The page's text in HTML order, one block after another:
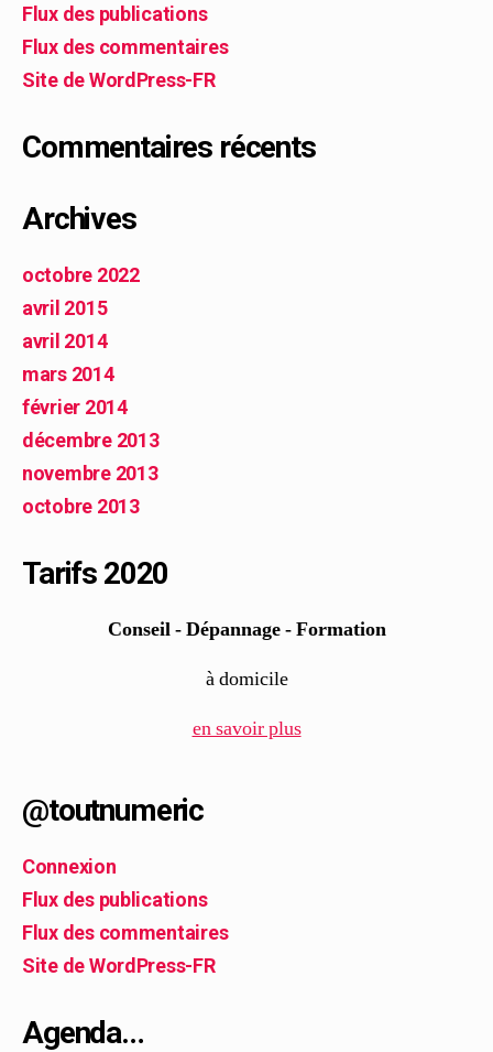
Flux des publications
Flux des commentaires
Site de WordPress-FR
Commentaires récents
Archives
octobre 2022
avril 2015
avril 2014
mars 2014
février 2014
décembre 2013
novembre 2013
octobre 2013
Tarifs 2020
Conseil - Dépannage - Formation
à domicile
en savoir plus
@toutnumeric
Connexion
Flux des publications
Flux des commentaires
Site de WordPress-FR
Agenda…